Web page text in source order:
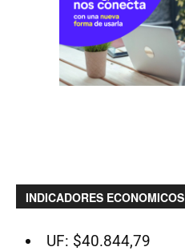
INDICADORES ECONOMICOS
UF: $40.844,79